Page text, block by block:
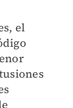
el